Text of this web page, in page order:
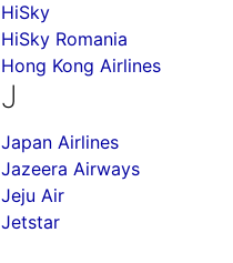
HiSky
HiSky Romania
Hong Kong Airlines
J
Japan Airlines
Jazeera Airways
Jeju Air
Jetstar